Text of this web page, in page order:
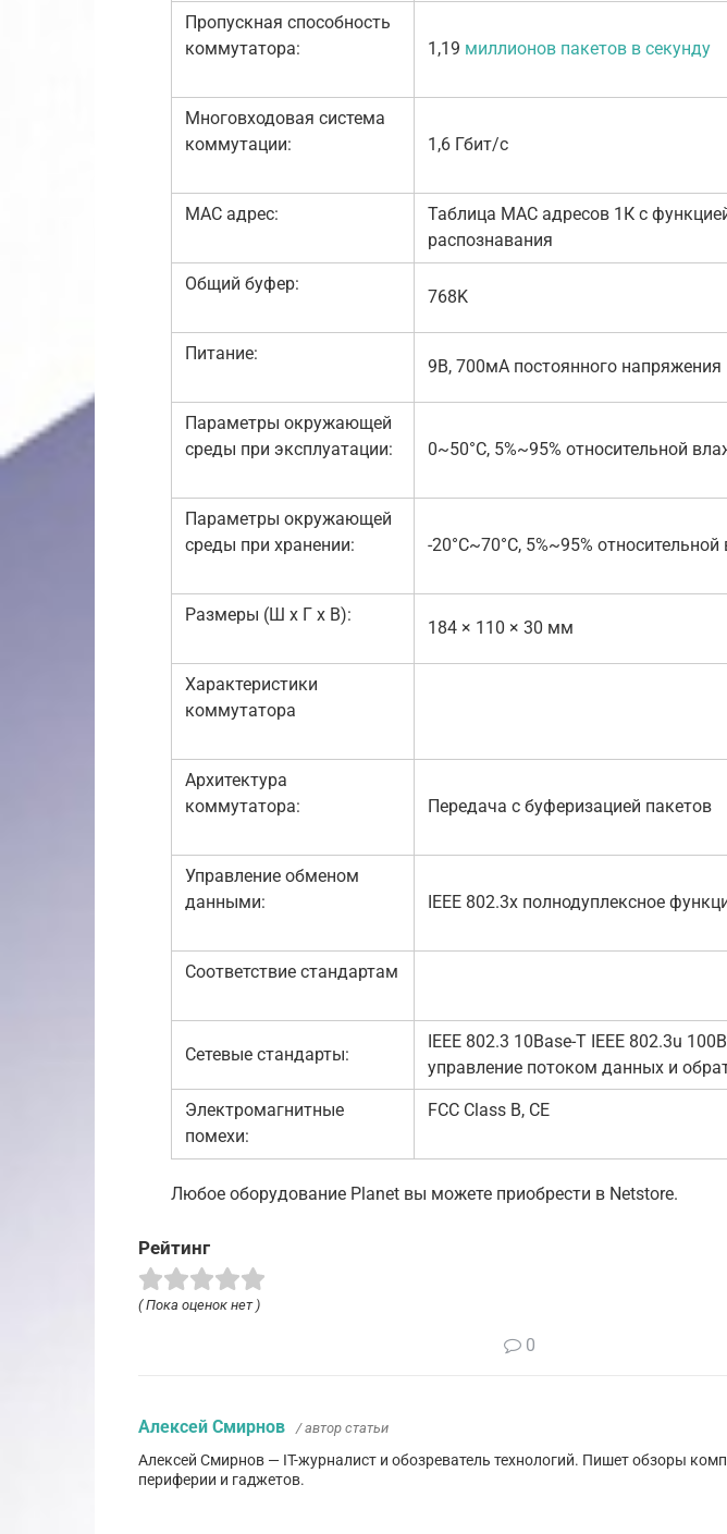
Пропускная способность
коммутатора:
1,19 миллионов пакетов в секунду
Многовходовая система
коммутации:
1,6 Гбит/с
MAC адрес:
Таблица MAC адресов 1К с
распознавания
Общий буфер:
768K
Питание:
9В, 700мА постоянного напряжения
Параметры окружающей
среды при эксплуатации:
0~50°С, 5%~95% относительной
Параметры окружающей
среды при хранении:
-20°С~70°С, 5%~95%
Размеры (Ш x Г x В):
184 × 110 × 30 мм
Характеристики
коммутатора
Архитектура
коммутатора:
Передача с буферизацией пакетов
Управление обменом
данными:
IEEE 802.3x полнодуплексное
Соответствие стандартам
Сетевые стандарты:
IEEE 802.3 10Base-T IEEE 802.3u
управление потоком данных и
Электромагнитные
помехи:
FCC Class B, CE
Любое оборудование Planet вы можете приобрести в Netstore.
Рейтинг
( Пока оценок нет )
0
Алексей Смирнов / автор статьи
Алексей Смирнов — IT-журналист и обозреватель технологий. Пишет обзоры
периферии и гаджетов.